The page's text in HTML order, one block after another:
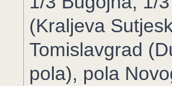
(Kraljeva
Tomislavgrad
pola), pola